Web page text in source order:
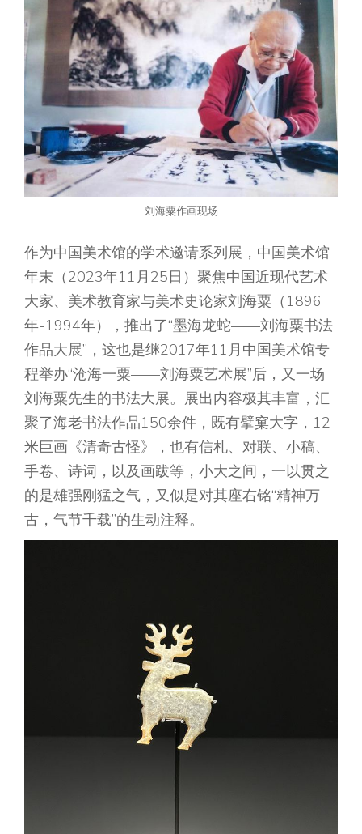
刘海粟作画现场
作为中国美术馆的学术邀请系列展，中国美术馆
年末（2023年11月25日）聚焦中国近现代艺术
大家、美术教育家与美术史论家刘海粟（1896
年-1994年），推出了“墨海龙蛇——刘海粟书法
作品大展”，这也是继2017年11月中国美术馆专
程举办“沧海一粟——刘海粟艺术展”后，又一场
刘海粟先生的书法大展。展出内容极其丰富，汇
聚了海老书法作品150余件，既有擘窠大字，12
米巨画《清奇古怪》，也有信札、对联、小稿、
手卷、诗词，以及画跋等，小大之间，一以贯之
的是雄强刚猛之气，又似是对其座右铭“精神万
古，气节千载”的生动注释。